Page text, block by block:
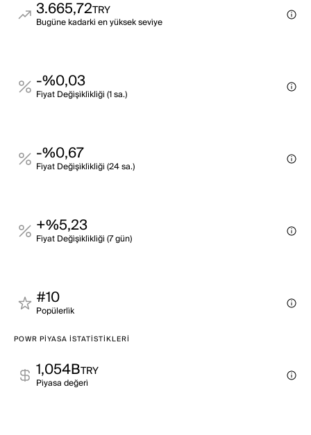
3.665,72TRY
Bugüne kadarki̇ en yüksek sevi̇ye
-%0,03
Fi̇yat Deği̇şi̇kli̇kli̇ği̇ (1 sa.)
-%0,67
Fi̇yat Deği̇şi̇kli̇kli̇ği̇ (24 sa.)
+%5,23
Fi̇yat Deği̇şi̇kli̇kli̇ği̇ (7 gün)
#10
Popülerli̇k
POWR PIYASA İSTATISTIKLERI
1,054BTRY
Pi̇yasa değeri̇